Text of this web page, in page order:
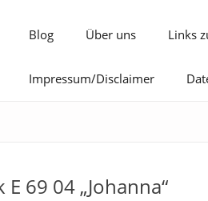
Blog Über uns Links
Impressum/Disclaimer
69 04 „Johanna“